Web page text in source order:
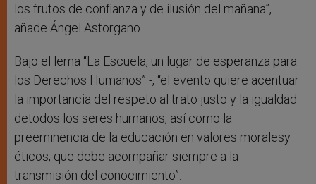
los frutos de confianza y de ilusión del mañana”,
añade Ángel Astorgano.
Bajo el lema “La Escuela, un lugar de esperanza para
los Derechos Humanos” -, “el evento quiere acentuar
la importancia del respeto al trato justo y la igualdad
detodos los seres humanos, así como la
preeminencia de la educación en valores moralesy
éticos, que debe acompañar siempre a la
transmisión del conocimiento”.